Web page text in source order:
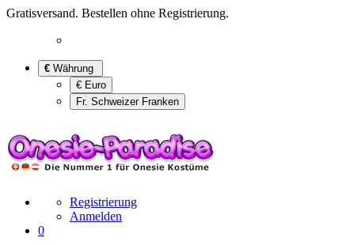
Gratisversand. Bestellen ohne Registrierung.
€ Währung
€ Euro
Fr. Schweizer Franken
Registrierung
Anmelden
0